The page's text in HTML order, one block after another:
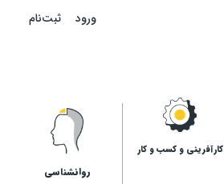
ورود ثبت‌نام
کارآفرینی و کسب و کار
روانشناسی